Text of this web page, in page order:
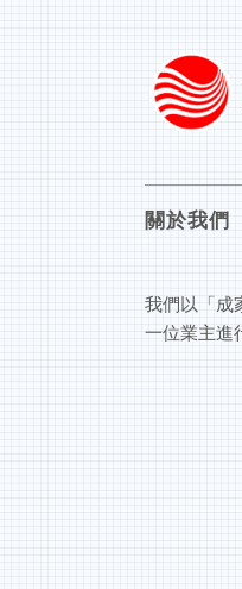
關於我們
我們以「成
一位業主進